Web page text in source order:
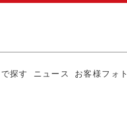
探す ニュース お客様フォト